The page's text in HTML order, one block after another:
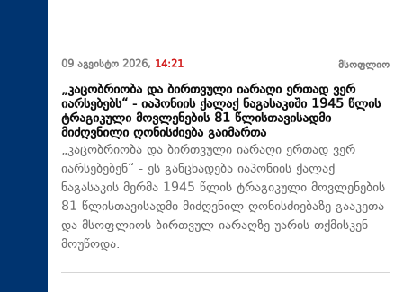
09 აგვისტო 2026, 14:21 მსოფლიო
„კაცობრიობა და ბირთვული იარაღი ერთად ვერ
იარსებებს“ - იაპონიის ქალაქ ნაგასაკიში 1945 წლის
ტრაგიკული მოვლენების 81 წლისთავისადმი
მიძღვნილი ღონისძიება გაიმართა
„კაცობრიობა და ბირთვული იარაღი ერთად ვერ
იარსებებენ“ - ეს განცხადება იაპონიის ქალაქ
ნაგასაკის მერმა 1945 წლის ტრაგიკული მოვლენების
81 წლისთავისადმი მიძღვნილ ღონისძიებაზე გააკეთა
და მსოფლიოს ბირთვულ იარაღზე უარის თქმისკენ
მოუწოდა.